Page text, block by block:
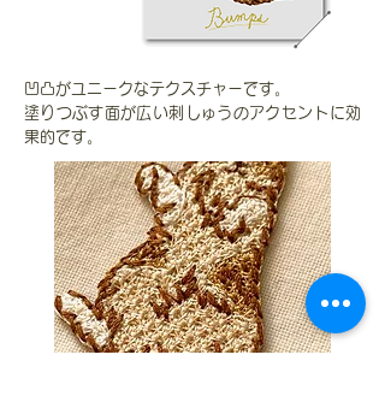
凹凸がユニークなテクスチャーです。
塗りつぶす面が広い刺しゅうのアクセントに効
果的です。